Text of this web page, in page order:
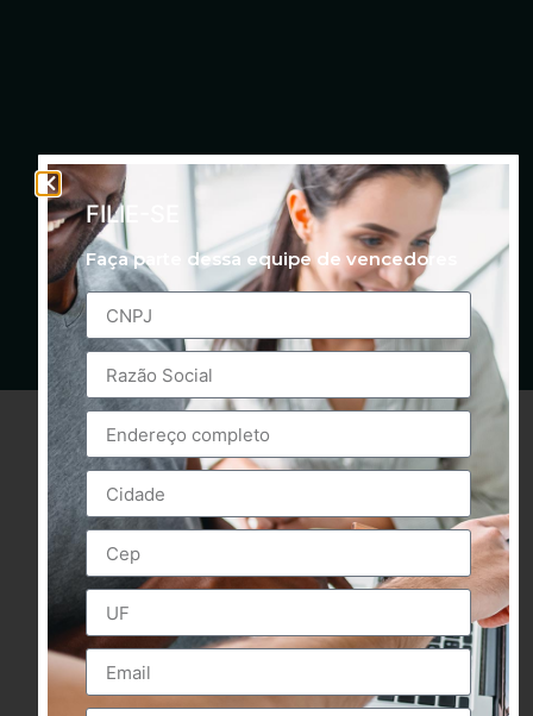
FILIE-SE
Faça parte dessa equipe de vencedores